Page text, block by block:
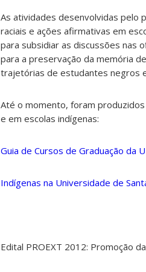
As atividades desenvolvidas pelo
raciais e ações afirmativas em
para subsidiar as discussões nas
para a preservação da memória
trajetórias de estudantes negros
Até o momento, foram
e em escolas indígenas:
Guia de Cursos de Graduação da
Indígenas na Universidade de
Edital PROEXT 2012: Promoção